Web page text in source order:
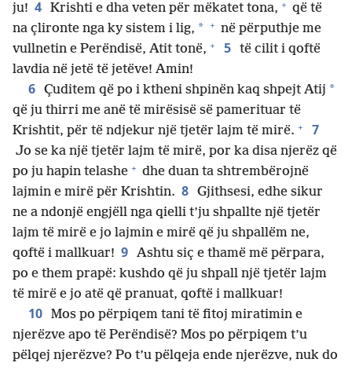
ju! 4 Krishti e dha veten për mëkatet tona, + që të
na çlironte nga ky sistem i lig, * + në përputhje me
vullnetin e Perëndisë, Atit tonë, + 5 të cilit i qoftë
lavdia në jetë të jetëve! Amin!
6 Çuditem që po i ktheni shpinën kaq shpejt Atij *
që ju thirri me anë të mirësisë së pamerituar të
Krishtit, për të ndjekur një tjetër lajm të mirë. + 7
Jo se ka një tjetër lajm të mirë, por ka disa njerëz që
po ju hapin telashe + dhe duan ta shtrembërojnë
lajmin e mirë për Krishtin. 8 Gjithsesi, edhe sikur
ne a ndonjë engjëll nga qielli t’ju shpallte një tjetër
lajm të mirë e jo lajmin e mirë që ju shpallëm ne,
qoftë i mallkuar! 9 Ashtu siç e thamë më përpara,
po e them prapë: kushdo që ju shpall një tjetër lajm
të mirë e jo atë që pranuat, qoftë i mallkuar!
10 Mos po përpiqem tani të fitoj miratimin e
njerëzve apo të Perëndisë? Mos po përpiqem t’u
pëlqej njerëzve? Po t’u pëlqeja ende njerëzve, nuk do